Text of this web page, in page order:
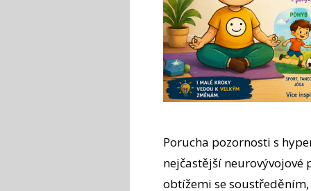
Porucha pozornosti s
nejčastější neurovývojové
obtížemi se